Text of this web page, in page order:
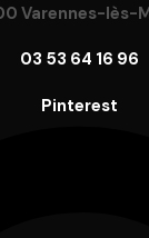
Varennes-lès-
03 53 64 16 96
Pinterest